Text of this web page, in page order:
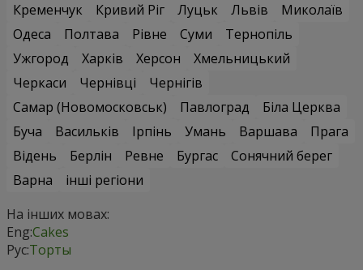
Кременчук
Кривий Ріг Луцьк Львів
Миколаїв
Одеса
Полтава Рівне Суми
Тернопіль
Ужгород
Харків Херсон
Хмельницький
Черкаси
Чернівці
Чернігів
Самар (Новомосковськ)
Павлоград
Біла Церква
Буча
Васильків Ірпінь Умань Варшава
Прага
Відень
Берлін Ревне Бургас
Сонячний берег
Варна
інші регіони
На інших мовах:
Eng:Cakes
Рус:Торты